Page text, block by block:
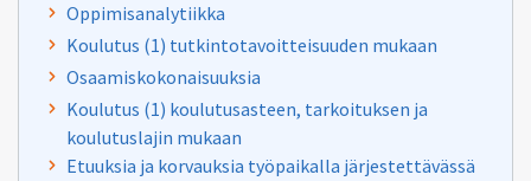
Oppimisanalytiikka
Koulutus (1) tutkintotavoitteisuuden mukaan
Osaamiskokonaisuuksia
Koulutus (1) koulutusasteen, tarkoituksen ja
koulutuslajin mukaan
Etuuksia ja korvauksia työpaikalla järjestettävässä